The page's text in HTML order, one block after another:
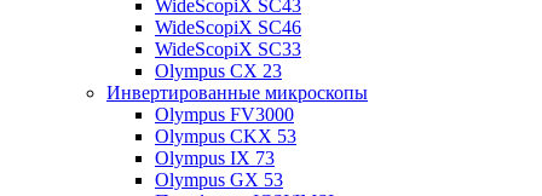
WideScopiX SC43
WideScopiX SC46
WideScopiX SC33
Olympus CX 23
Инвертированные микроскопы
Olympus FV3000
Olympus CKX 53
Olympus IX 73
Olympus GX 53